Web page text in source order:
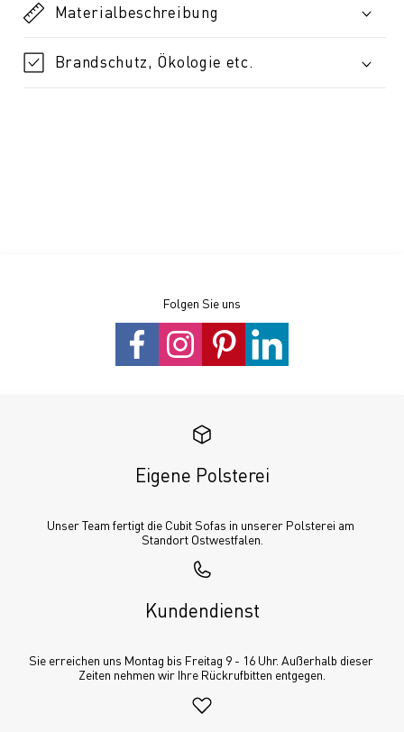
Materialbeschreibung
Brandschutz, Ökologie etc.
Folgen Sie uns
Eigene Polsterei
Unser Team fertigt die Cubit Sofas in unserer Polsterei am
Standort Ostwestfalen.
Kundendienst
Sie erreichen uns Montag bis Freitag 9 - 16 Uhr. Außerhalb dieser
Zeiten nehmen wir Ihre Rückrufbitten entgegen.